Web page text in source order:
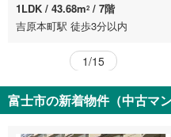
1LDK
43.68m2
7階
吉原本町駅 徒歩3分以内
1/15
富士市の新着物件（中古マ